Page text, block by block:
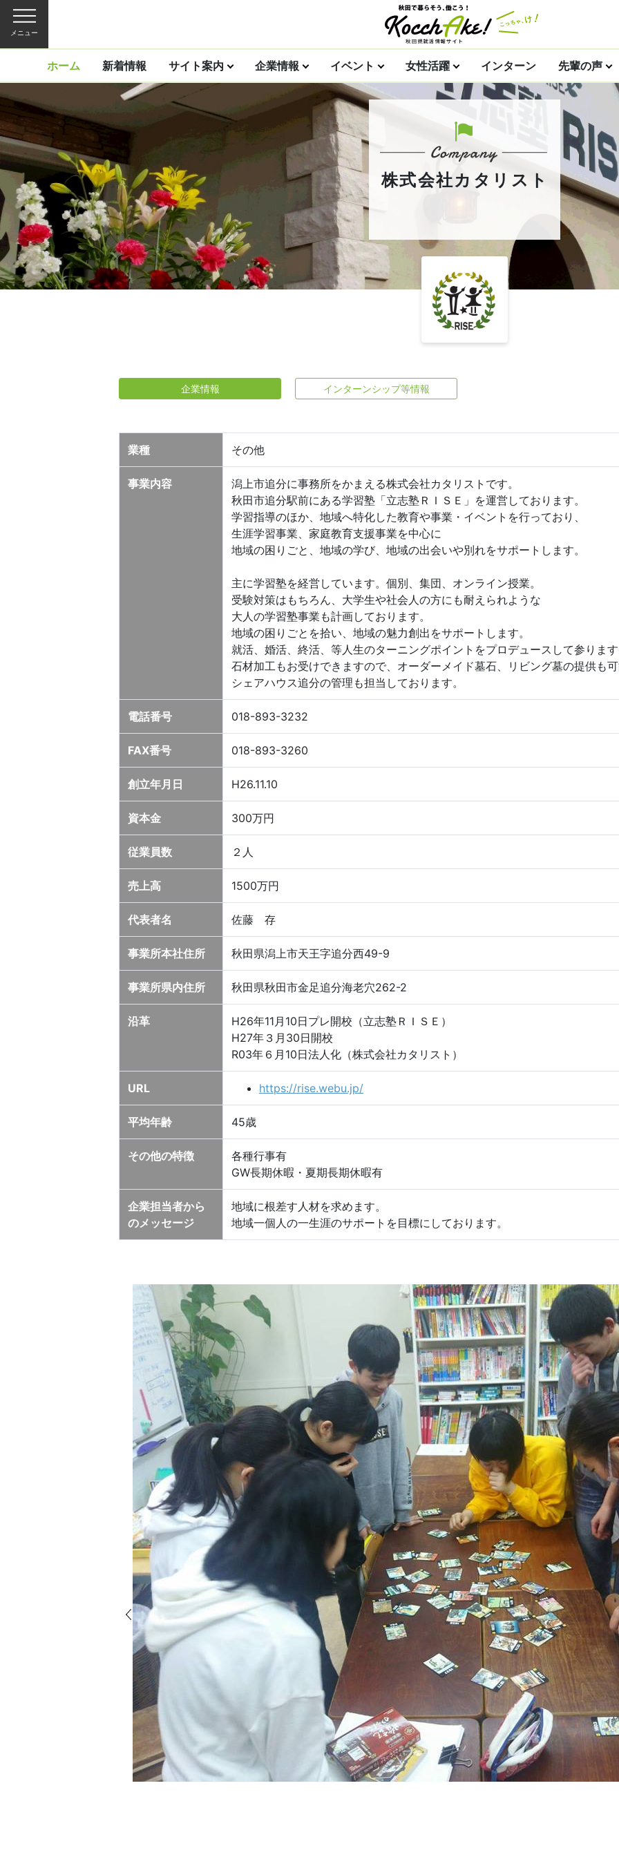
メニュー
ホーム 新着情報 サイト案内 企業情報 イベント 女性活躍 インターン 先輩の声
株式会社カタリスト
企業情報 インターンシップ等情報
業種 その他
事業内容
潟上市追分に事務所をかまえる株式会社カタリストです。
秋田市追分駅前にある学習塾「立志塾ＲＩＳＥ」を運営しております。
学習指導のほか、地域へ特化した教育や事業・イベントを行っており、
生涯学習事業、家庭教育支援事業を中心に
地域の困りごと、地域の学び、地域の出会いや別れをサポートします。
主に学習塾を経営しています。個別、集団、オンライン授業。
受験対策はもちろん、大学生や社会人の方にも耐えられような
大人の学習塾事業も計画しております。
地域の困りごとを拾い、地域の魅力創出をサポートします。
就活、婚活、終活、等人生のターニングポイントをプロデュースして参ります
石材加工もお受けできますので、オーダーメイド墓石、リビング墓の提供も可
シェアハウス追分の管理も担当しております。
電話番号 018-893-3232
FAX番号 018-893-3260
創立年月日 H26.11.10
資本金 300万円
従業員数 ２人
売上高 1500万円
代表者名 佐藤 存
事業所本社住所 秋田県潟上市天王字追分西49-9
事業所県内住所 秋田県秋田市金足追分海老穴262-2
沿革
H26年11月10日プレ開校（立志塾ＲＩＳＥ）
H27年３月30日開校
R03年６月10日法人化（株式会社カタリスト）
URL https://rise.webu.jp/
平均年齢 45歳
その他の特徴
各種行事有
GW長期休暇・夏期長期休暇有
企業担当者から
のメッセージ
地域に根差す人材を求めます。
地域一個人の一生涯のサポートを目標にしております。